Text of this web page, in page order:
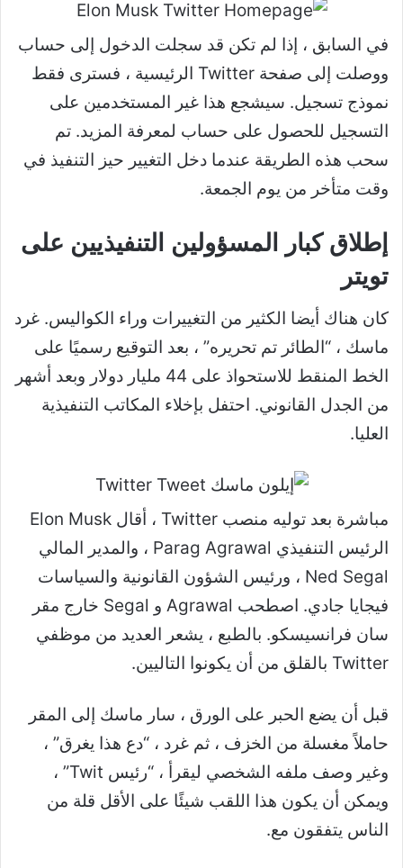
في السابق ، إذا لم تكن قد سجلت الدخول إلى حساب
ووصلت إلى صفحة Twitter الرئيسية ، فسترى فقط
نموذج تسجيل. سيشجع هذا غير المستخدمين على
التسجيل للحصول على حساب لمعرفة المزيد. تم
سحب هذه الطريقة عندما دخل التغيير حيز التنفيذ في
وقت متأخر من يوم الجمعة.
إطلاق كبار المسؤولين التنفيذيين على
تويتر
كان هناك أيضا الكثير من التغييرات وراء الكواليس. غرد
ماسك ، “الطائر تم تحريره” ، بعد التوقيع رسميًا على
الخط المنقط للاستحواذ على 44 مليار دولار وبعد أشهر
من الجدل القانوني. احتفل بإخلاء المكاتب التنفيذية
العليا.
مباشرة بعد توليه منصب Twitter ، أقال Elon Musk
الرئيس التنفيذي Parag Agrawal ، والمدير المالي
Ned Segal ، ورئيس الشؤون القانونية والسياسات
فيجايا جادي. اصطحب Agrawal و Segal خارج مقر
سان فرانسيسكو. بالطبع ، يشعر العديد من موظفي
Twitter بالقلق من أن يكونوا التاليين.
قبل أن يضع الحبر على الورق ، سار ماسك إلى المقر
حاملاً مغسلة من الخزف ، ثم غرد ، “دع هذا يغرق” ،
وغير وصف ملفه الشخصي ليقرأ ، “رئيس Twit” ،
ويمكن أن يكون هذا اللقب شيئًا على الأقل قلة من
الناس يتفقون مع.